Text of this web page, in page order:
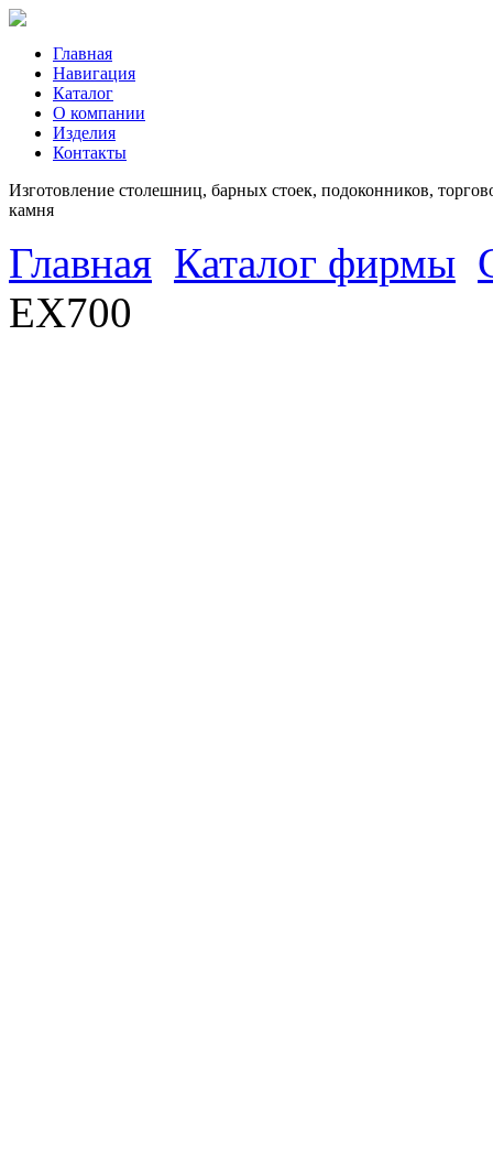
Главная
Навигация
Каталог
О компании
Изделия
Контакты
Изготовление столешниц, барных стоек, подоконников,
камня
Главная Каталог фирмы
EX700